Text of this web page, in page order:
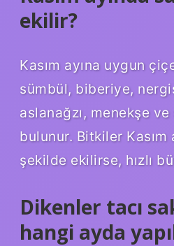
ekilir?
Kasım ayına uygun
sümbül, biberiye,
aslanağzı, menekşe ve
bulunur. Bitkiler Kasım
şekilde ekilirse, hızlı
Dikenler tacı
hangi ayda